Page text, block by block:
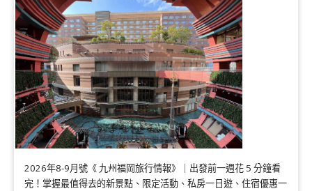
2026年8-9月號《 九州福岡旅行情報》｜出發前一週花 5 分鐘看
完！掌握最值得去的新景點、限定活動、私房一日遊、住宿優惠一